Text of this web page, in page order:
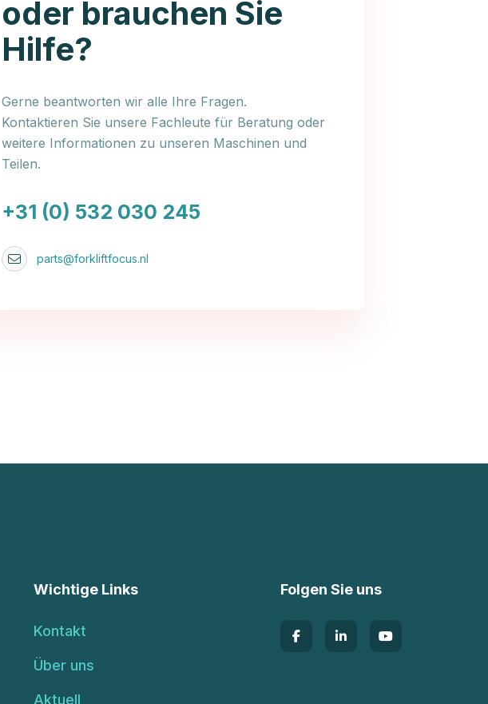
oder brauchen Sie
Hilfe?
Gerne beantworten wir alle Ihre Fragen.
Kontaktieren Sie unsere Fachleute für Beratung oder
weitere Informationen zu unseren Maschinen und
Teilen.
+31 (0) 532 030 245
parts@forkliftfocus.nl
Wichtige Links
Kontakt
Über uns
Aktuell
Folgen Sie uns